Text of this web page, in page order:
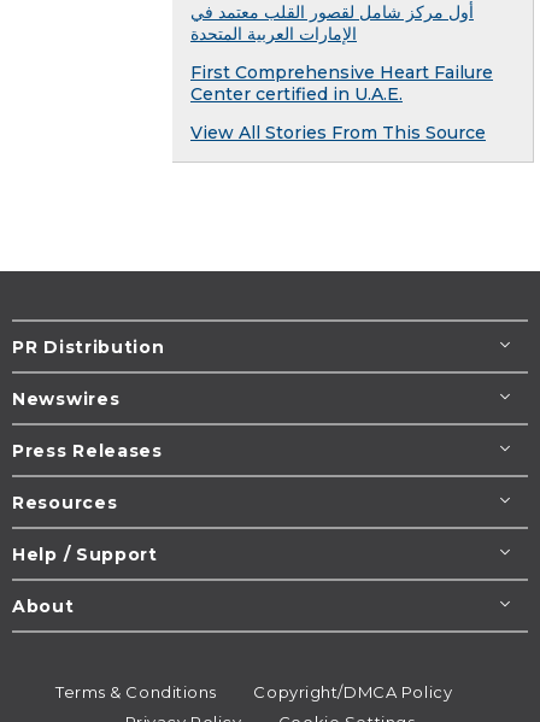
أول مركز شامل لقصور القلب معتمد في
الإمارات العربية المتحدة
First Comprehensive Heart Failure
Center certified in U.A.E.
View All Stories From This Source
PR Distribution
Newswires
Press Releases
Resources
Help / Support
About
Terms & Conditions
Copyright/DMCA Policy